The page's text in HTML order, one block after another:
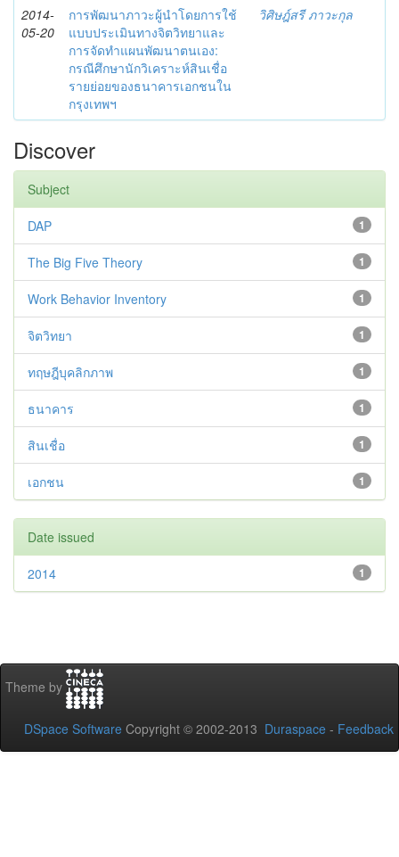
2014-
05-20
การพัฒนาภาวะผู้นำโดยการใช้
แบบประเมินทางจิตวิทยาและ
การจัดทำแผนพัฒนาตนเอง:
กรณีศึกษานักวิเคราะห์สินเชื่อ
รายย่อยของธนาคารเอกชนใน
กรุงเทพฯ
วิศิษฎ์สรี ภาวะกุล
Discover
Subject
1
DAP
1
The Big Five Theory
1
Work Behavior Inventory
1
จิตวิทยา
1
ทฤษฎีบุคลิกภาพ
1
ธนาคาร
1
สินเชื่อ
1
เอกชน
Date issued
1
2014
Theme by
DSpace Software Copyright © 2002-2013 Duraspace - Feedback